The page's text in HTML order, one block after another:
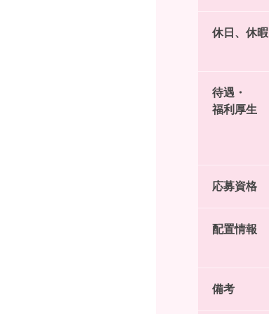
休日、休暇
待遇・
福利厚生
応募資格
配置情報
備考